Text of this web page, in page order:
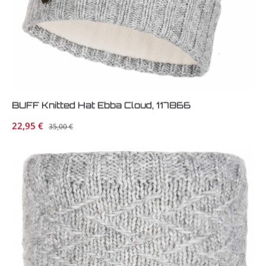
BUFF Knitted Hat Ebba Cloud, 117866
Verkaufspreis:
22,95 € Regulärer Preis:
35,00 €